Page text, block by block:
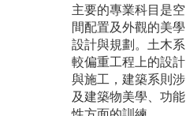
主要的專業科目是空
間配置及外觀的美學
設計與規劃。土木系
較偏重工程上的設計
與施工，建築系則涉
及建築物美學、功能